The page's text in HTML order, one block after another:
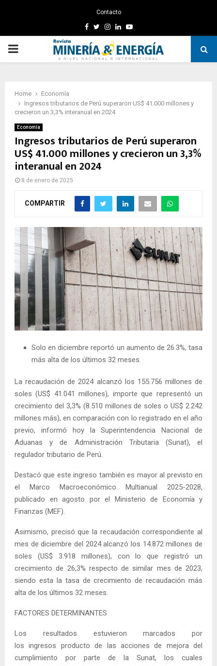
Contacto
Facebook
TwitterInstagram
LinkedinYoutube
PRIMARY
Home
Economía
Ingresos tributarios de Perú superaron US$ 41.000 millones y
crecieron un 3,3% interanual en 2024
Economía
Ingresos tributarios de Perú superaron
US$ 41.000 millones y crecieron un 3,3%
interanual en 2024
8 de enero de 2025
COMPARTIR
Solo en diciembre reportó un aumento de 26.3%, tasa
más alta de los últimos 32 meses.
La recaudación de 2024 alcanzó los 155.756 millones de
soles (US$ 41.041 millones), importe que representó un
crecimiento del 3,3% (8.510 millones de soles o US$ 2.242
millones más), en comparación con lo registrado en el año
previo, informó hoy la Superintendencia Nacional de
Aduanas y de Administración Tributaria (Sunat), el
regulador tributario de Perú.
Destacó que este ingreso también es mayor al previsto en
el Marco Macroeconómico Multianual 2025-2028,
publicado en agosto por el Ministerio de Economía y
Finanzas (MEF).
Asimismo, precisó que la recaudación correspondiente al
mes de diciembre del 2024 alcanzó los 14.872 millones de
soles (US$ 3.918 millones), con lo que registró un
crecimiento de 26,3% respecto de similar mes de 2023,
siendo esta la tasa de crecimiento de recaudación más
alta de los últimos 32 meses.
FACTORES DETERMINANTES
Los resultados estuvieron marcados por
los ingresos producto de las acciones de mejora del
cumplimiento por parte de la Sunat, los cuales